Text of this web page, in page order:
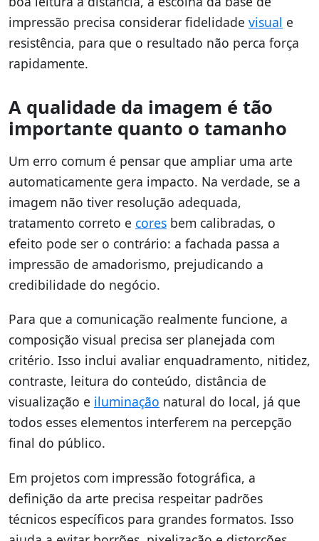
impressão precisa considerar fidelidade visual e
resistência, para que o resultado não perca força
rapidamente.
A qualidade da imagem é tão
importante quanto o tamanho
Um erro comum é pensar que ampliar uma arte
automaticamente gera impacto. Na verdade, se a
imagem não tiver resolução adequada,
tratamento correto e cores bem calibradas, o
efeito pode ser o contrário: a fachada passa a
impressão de amadorismo, prejudicando a
credibilidade do negócio.
Para que a comunicação realmente funcione, a
composição visual precisa ser planejada com
critério. Isso inclui avaliar enquadramento, nitidez,
contraste, leitura do conteúdo, distância de
visualização e iluminação natural do local, já que
todos esses elementos interferem na percepção
final do público.
Em projetos com impressão fotográfica, a
definição da arte precisa respeitar padrões
técnicos específicos para grandes formatos. Isso